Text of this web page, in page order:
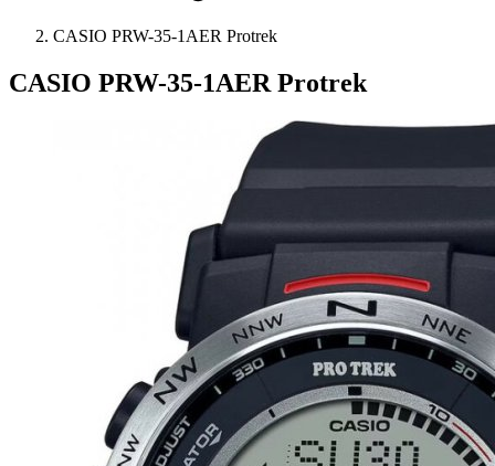
CASIO PRW-35-1AER Protrek
CASIO PRW-35-1AER Protrek